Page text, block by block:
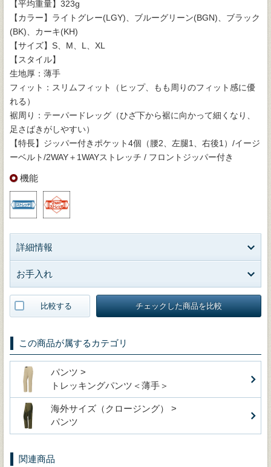
【平均重量】323g
【カラー】ライトグレー(LGY)、ブルーグリーン(BGN)、ブラック
(BK)、カーキ(KH)
【サイズ】S、M、L、XL
【スタイル】
生地厚：薄手
フィット：スリムフィット（ヒップ、もも周りのフィット感に優
れる）
裾周り：テーパードレッグ（ひざ下から裾に向かって細くなり、
足さばきがしやすい）
【特長】ジッパー付きポケット4個（腰2、左腿1、右後1）/イージ
ーベルト/2WAY＋1WAYストレッチ / フロントジッパー付き
機能
詳細情報
お手入れ
比較する チェックした商品を比較
この商品が属するカテゴリ
パンツ >
トレッキングパンツ＜薄手＞
海外サイズ（クロージング） >
パンツ
関連商品